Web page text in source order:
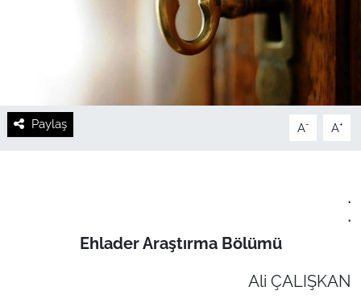
Paylaş A- A+
.
.
Ehlader Araştırma Bölümü
Ali ÇALIŞKAN